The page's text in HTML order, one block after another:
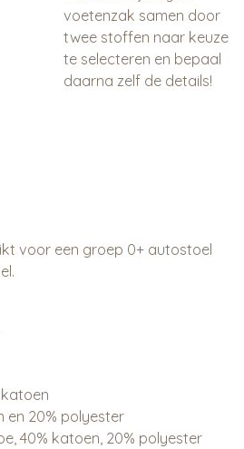
voetenzak samen door
twee stoffen naar keuze
te selecteren en bepaal
daarna zelf de details!
voor een groep 0+ autostoel
katoen
en 20% polyester
40% katoen, 20% polyester